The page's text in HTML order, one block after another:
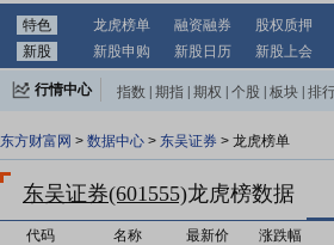
特色 龙虎榜单 融资融券 股权质押
新股
新股申购 新股日历 新股上会
行情中心 指数 期指 期权 个股 板块 排
东方财富网 > 数据中心 > 东吴证券 > 龙虎榜单
东吴证券(601555)龙虎榜数据
代码 名称 最新价 涨跌幅